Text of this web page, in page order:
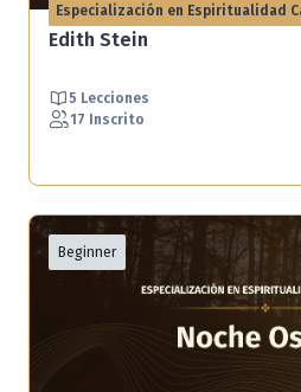
Especialización en Espiritualidad
Edith Stein
5 Lecciones
17 Inscrito
Beginner